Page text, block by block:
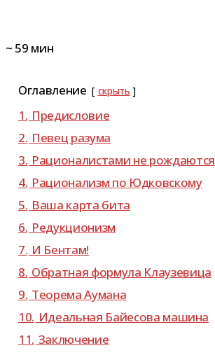
~ 59 мин
Оглавление скрыть
1. Предисловие
2. Певец разума
3. Рационалистами не рождаются
4. Рационализм по Юдковскому
5. Ваша карта бита
6. Редукционизм
7. И Бентам!
8. Обратная фор­мула Клаузевица
9. Теорема Аумана
10. Идеальная Байесова машина
11. Заключение